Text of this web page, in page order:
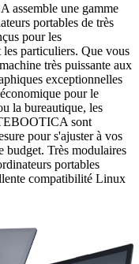
assemble une gamme
portables de très
pour les
les particuliers. Que vous
très puissante aux
exceptionnelles
pour le
la bureautique, les
sont
pour s'ajuster à vos
budget. Très modulaires
portables
compatibilité Linux